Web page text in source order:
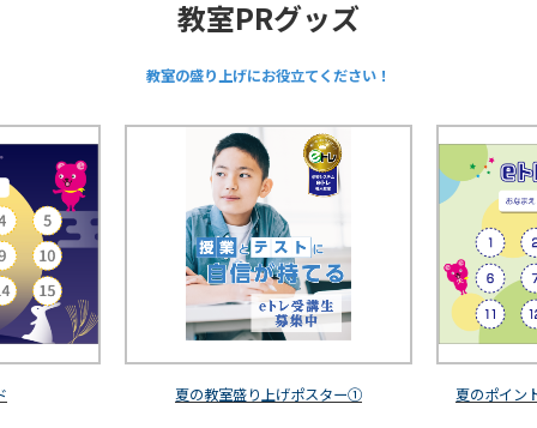
教室PRグッズ
教室の盛り上げにお役立てください！
夏の教室盛り上げポスター① 夏のポイン